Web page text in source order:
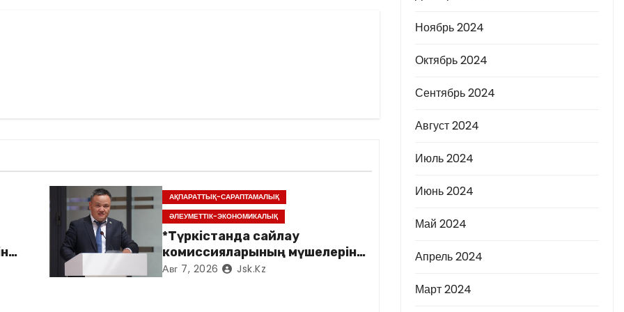
АҚПАРАТТЫҚ-САРАПТАМАЛЫҚ
ӘЛЕУМЕТТІК-ЭКОНОМИКАЛЫҚ
*Түркістанда сайлау
комиссияларының мүшелеріне
арналған семинар өтті*
Авг 7, 2026 Jsk.kz
Ноябрь 2024
Октябрь 2024
Сентябрь 2024
Август 2024
Июль 2024
Июнь 2024
Май 2024
Апрель 2024
Март 2024